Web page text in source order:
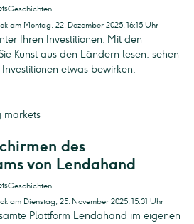
Geschichten
am Montag, 22. Dezember 2025, 16:15 Uhr
Ihren Investitionen. Mit den
Kunst aus den Ländern lesen, sehen
etwas bewirken.
des
von Lendahand
Geschichten
am Dienstag, 25. November 2025, 15:31 Uhr
Plattform Lendahand im eigenen